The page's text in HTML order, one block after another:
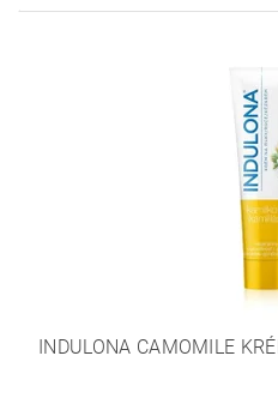
INDULONA CAMOMILE